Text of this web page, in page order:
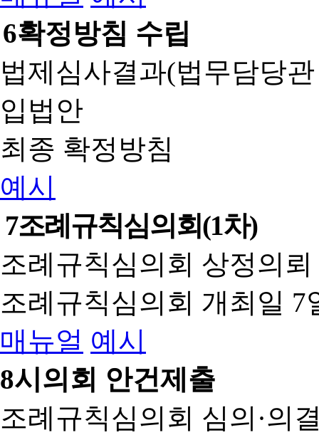
6확정방침 수립
법제심사결과(법무담당
입법안
최종 확정방침
예시
7조례규칙심의회(1차)
조례규칙심의회 상정의
조례규칙심의회 개최일 7
매뉴얼 예시
8시의회 안건제출
조례규칙심의회 심의·의